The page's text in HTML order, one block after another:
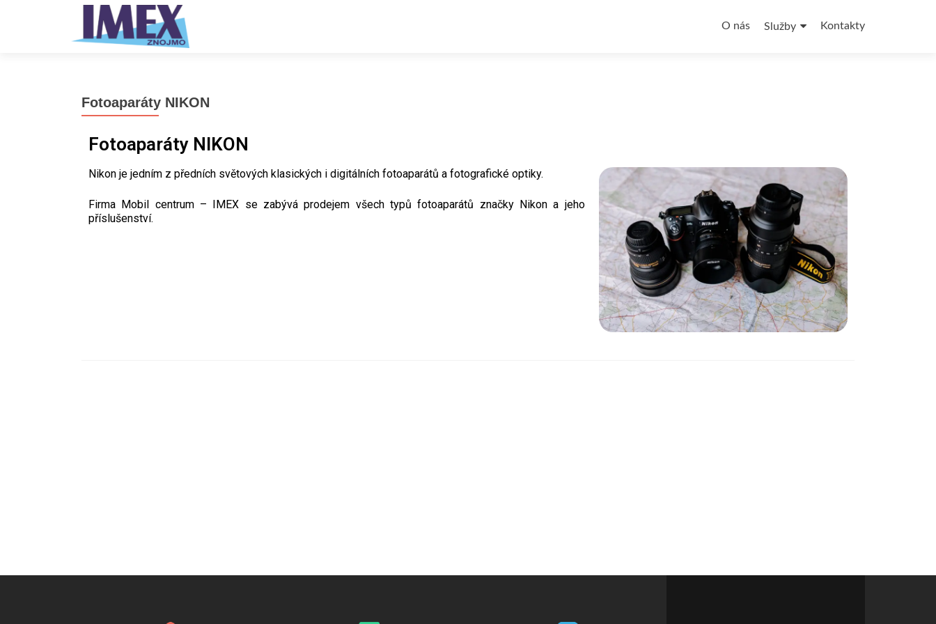
O nás Služby Kontakty
Fotoaparáty NIKON
Fotoaparáty NIKON
Nikon je jedním z předních světových klasických i digitálních fotoaparátů a fotografické optiky.
Firma Mobil centrum – IMEX se zabývá prodejem všech typů fotoaparátů značky Nikon a jeho
příslušenství.